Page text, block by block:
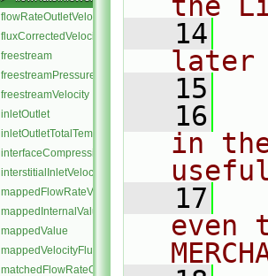
flowRateOutletVelocity
fluxCorrectedVelocity
freestream
freestreamPressure
freestreamVelocity
inletOutlet
inletOutletTotalTemperature
interfaceCompression
interstitialInletVelocity
mappedFlowRateVelocity
mappedInternalValue
mappedValue
mappedVelocityFlux
matchedFlowRateOutletVelocity
   14
later
   15
   16
in
   17
even